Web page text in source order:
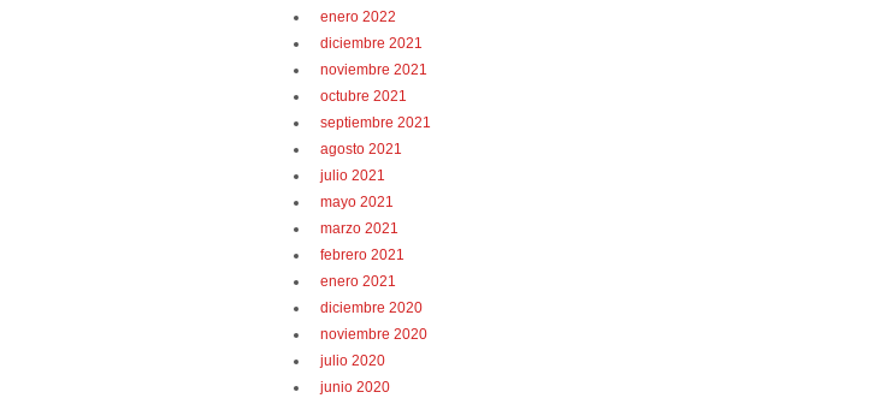
enero 2022
diciembre 2021
noviembre 2021
octubre 2021
septiembre 2021
agosto 2021
julio 2021
mayo 2021
marzo 2021
febrero 2021
enero 2021
diciembre 2020
noviembre 2020
julio 2020
junio 2020